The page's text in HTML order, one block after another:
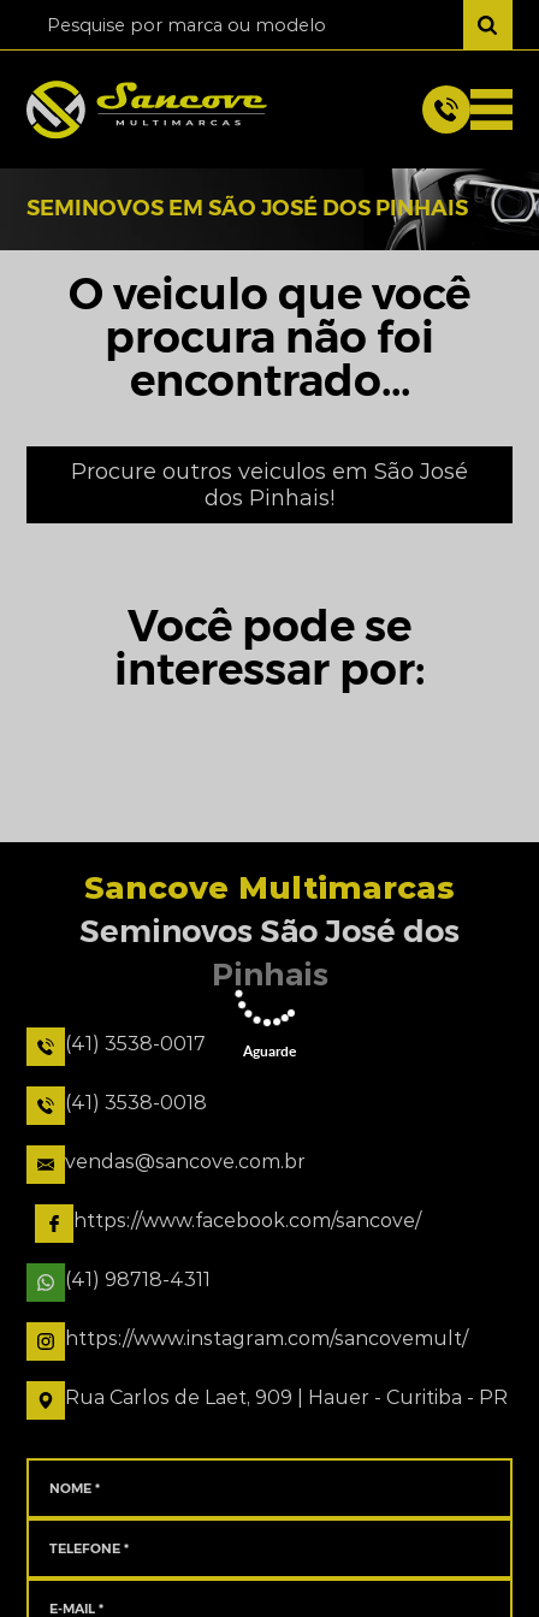
SEMINOVOS EM SÃO JOSÉ DOS PINHAIS
O veiculo que você
procura não foi
encontrado...
Procure outros veiculos em São José
dos Pinhais!
Você pode se
interessar por:
Sancove Multimarcas
Seminovos São José dos
Pinhais
(41) 3538-0017
(41) 3538-0018
vendas@sancove.com.br
https://www.facebook.com/sancove/
(41) 98718-4311
https://www.instagram.com/sancovemult/
Rua Carlos de Laet, 909 | Hauer - Curitiba - PR
Aguarde